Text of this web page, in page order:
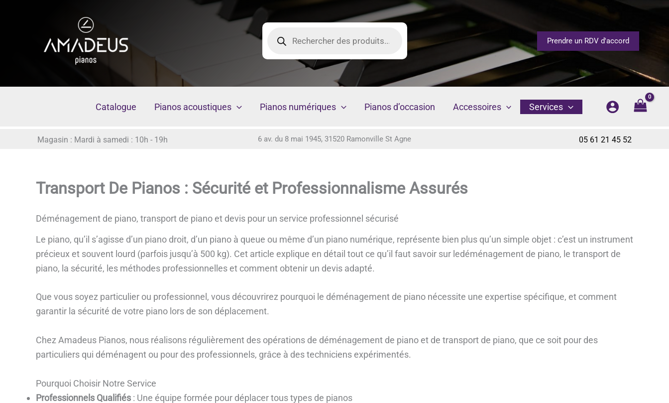
produits
Prendre un RDV d'accord
Catalogue Pianos acoustiques Pianos numériques Pianos d’occasion Accessoires Services
Magasin : Mardi à samedi : 10h - 19h 6 av. du 8 mai 1945, 31520 Ramonville St Agne 05 61 21 45 52
Transport De Pianos : Sécurité et Professionnalisme Assurés
Déménagement de piano, transport de piano et devis pour un service professionnel sécurisé
Le piano, qu’il s’agisse d’un piano droit, d’un piano à queue ou même d’un piano numérique, représente bien plus qu’un simple objet : c’est un instrument
précieux et souvent lourd (parfois jusqu’à 500 kg). Cet article explique en détail tout ce qu’il faut savoir sur ledéménagement de piano, le transport de
piano, la sécurité, les méthodes professionnelles et comment obtenir un devis adapté.
Que vous soyez particulier ou professionnel, vous découvrirez pourquoi le déménagement de piano nécessite une expertise spécifique, et comment
garantir la sécurité de votre piano lors de son déplacement.
Chez Amadeus Pianos, nous réalisons régulièrement des opérations de déménagement de piano et de transport de piano, que ce soit pour des
particuliers qui déménagent ou pour des professionnels, grâce à des techniciens expérimentés.
Pourquoi Choisir Notre Service
Professionnels Qualifiés : Une équipe formée pour déplacer tous types de pianos